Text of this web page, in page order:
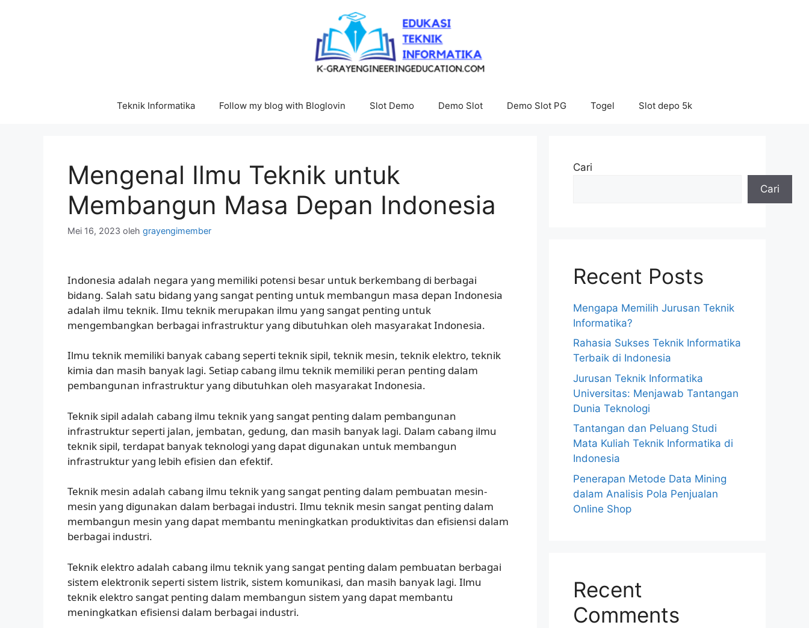
Teknik Informatika Follow my blog with Bloglovin Slot Demo Demo Slot Demo Slot PG Togel Slot depo 5k
Mengenal Ilmu Teknik untuk
Membangun Masa Depan Indonesia
Mei 16, 2023 oleh grayengimember
Indonesia adalah negara yang memiliki potensi besar untuk berkembang di berbagai
bidang. Salah satu bidang yang sangat penting untuk membangun masa depan Indonesia
adalah ilmu teknik. Ilmu teknik merupakan ilmu yang sangat penting untuk
mengembangkan berbagai infrastruktur yang dibutuhkan oleh masyarakat Indonesia.
Ilmu teknik memiliki banyak cabang seperti teknik sipil, teknik mesin, teknik elektro, teknik
kimia dan masih banyak lagi. Setiap cabang ilmu teknik memiliki peran penting dalam
pembangunan infrastruktur yang dibutuhkan oleh masyarakat Indonesia.
Teknik sipil adalah cabang ilmu teknik yang sangat penting dalam pembangunan
infrastruktur seperti jalan, jembatan, gedung, dan masih banyak lagi. Dalam cabang ilmu
teknik sipil, terdapat banyak teknologi yang dapat digunakan untuk membangun
infrastruktur yang lebih efisien dan efektif.
Teknik mesin adalah cabang ilmu teknik yang sangat penting dalam pembuatan mesin-
mesin yang digunakan dalam berbagai industri. Ilmu teknik mesin sangat penting dalam
membangun mesin yang dapat membantu meningkatkan produktivitas dan efisiensi dalam
berbagai industri.
Teknik elektro adalah cabang ilmu teknik yang sangat penting dalam pembuatan berbagai
sistem elektronik seperti sistem listrik, sistem komunikasi, dan masih banyak lagi. Ilmu
teknik elektro sangat penting dalam membangun sistem yang dapat membantu
meningkatkan efisiensi dalam berbagai industri.
Cari
Cari
Recent Posts
Mengapa Memilih Jurusan Teknik
Informatika?
Rahasia Sukses Teknik Informatika
Terbaik di Indonesia
Jurusan Teknik Informatika
Universitas: Menjawab Tantangan
Dunia Teknologi
Tantangan dan Peluang Studi
Mata Kuliah Teknik Informatika di
Indonesia
Penerapan Metode Data Mining
dalam Analisis Pola Penjualan
Online Shop
Recent
Comments